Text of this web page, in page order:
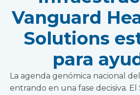
Vanguard
Solutions
para
La agenda genómica nacional
entrando en una fase decisiva. El